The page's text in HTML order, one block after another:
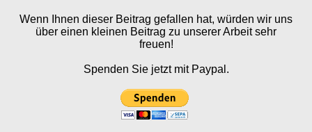
Wenn Ihnen dieser Beitrag gefallen hat, würden wir uns
über einen kleinen Beitrag zu unserer Arbeit sehr
freuen!
Spenden Sie jetzt mit Paypal.